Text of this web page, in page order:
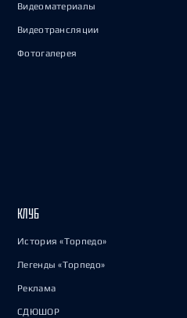
Видеоматериалы
Видеотрансляции
Фотогалерея
КЛУБ
История «Торпедо»
Легенды «Торпедо»
Реклама
СДЮШОР